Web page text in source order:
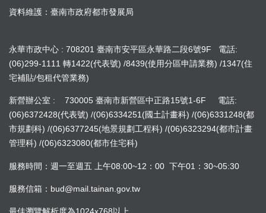
資料維護：臺南市政府都市發展局
永華市政中心 : 708201 臺南市安平區永華路二段6號9F 電話:
(06)299-1111 轉1422(代表號) /8439(使用分區申請業務) /1347(住
宅補貼/包租代管業務)
新營辦公室 : 730005 臺南市新營區中正路15號1-6F 電話:
(06)6372428(代表號) /(06)6334251(國土計畫科) /(06)6331248(都
市規劃科) /(06)6377245(地景規劃工程科) /(06)6323294(都市計畫
管理科) /(06)6323080(都市住宅科)
服務時間：週一至週五 上午08:00~12：00 下午01：30~05:30
服務信箱：bud@mail.tainan.gov.tw